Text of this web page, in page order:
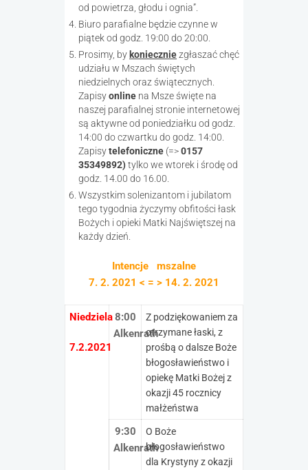
od powietrza, głodu i ognia”.
Biuro parafialne będzie czynne w
piątek od godz. 19:00 do 20:00.
Prosimy, by konieczniezgłaszać chęć
udziału w Mszach świętych
niedzielnych oraz świątecznych.
Zapisyonline na Msze święte na
naszej parafialnej stronie internetowej
są aktywne od poniedziałku od godz.
14:00 do czwartku do godz. 14:00.
Zapisytelefoniczne (=>0157
35349892)tylko we wtorek i środę od
godz. 14.00 do 16.00.
Wszystkim solenizantom i jubilatom
tego tygodnia życzymy obfitości łask
Bożych i opieki Matki Najświętszej na
każdy dzień.
Intencje mszalne
7. 2. 2021 < = > 14. 2. 2021
Niedziela
7.2.2021
8:00
Alkenrath
Z podziękowaniem za
otrzymane łaski, z
prośbą o dalsze Boże
błogosławieństwo i
opiekę Matki Bożej z
okazji 45 rocznicy
małżeństwa
9:30
Alkenrath
O Boże
błogosławieństwo
dla Krystyny z okazji